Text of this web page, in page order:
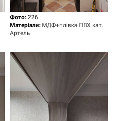
Фото: 226
Матеріали: МДФ+плівка ПВХ кат.
Артель